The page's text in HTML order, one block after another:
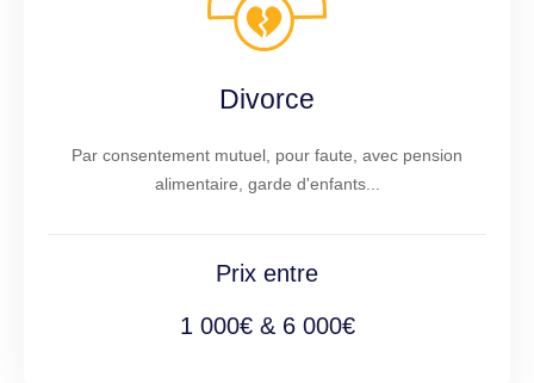
Divorce
Par consentement mutuel, pour faute, avec pension
alimentaire, garde d'enfants...
Prix entre
1 000€ & 6 000€